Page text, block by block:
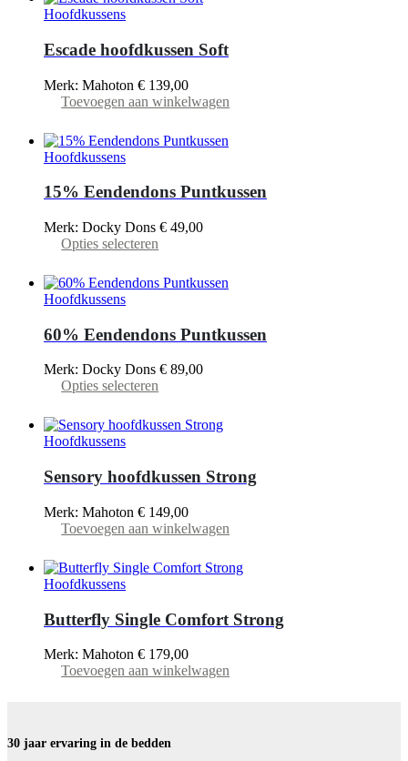
Hoofdkussens
Escade hoofdkussen Soft
Merk: Mahoton € 139,00
Toevoegen aan winkelwagen
Hoofdkussens
15% Eendendons Puntkussen
Merk: Docky Dons € 49,00
Opties selecteren
heeft
meerdere
optie
gekozen
de
Hoofdkussens
60% Eendendons Puntkussen
Merk: Docky Dons € 89,00
Opties selecteren
heeft
meerdere
optie
gekozen
worden
de
Hoofdkussens
Sensory hoofdkussen Strong
Merk: Mahoton € 149,00
Toevoegen aan winkelwagen
Hoofdkussens
Butterfly Single Comfort Strong
Merk: Mahoton € 179,00
Toevoegen aan winkelwagen
30 jaar ervaring in de bedden